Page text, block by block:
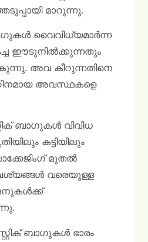
മാറുന്നു.
വൈവിധ്യമാർന്ന
ഈടുനിൽക്കുന്നതും
അവ കീറുന്നതിനെ
അവസ്ഥകളെ
ബാഗുകൾ വിവിധ
കട്ടിയിലും
മുതൽ
വരെയുള്ള
ബാഗുകൾ ഭാരം